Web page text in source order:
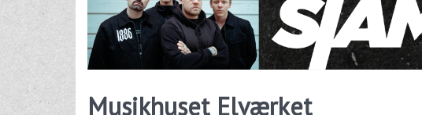
Musikhuset Elværket